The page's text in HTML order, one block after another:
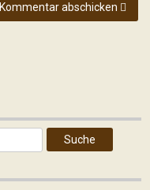
Kommentar abschicken